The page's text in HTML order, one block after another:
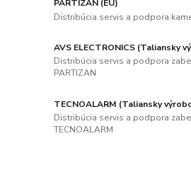
PARTIZAN (EU)
Distribúcia servis a podpora
AVS ELECTRONICS (Taliansky
Distribúcia servis a podpora
PARTIZAN
TECNOALARM (Taliansky
Distribúcia servis a podpora
TECNOALARM